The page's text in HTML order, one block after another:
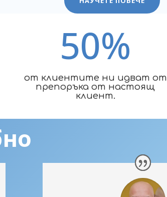
50%
от клиентите ни идват от
препоръка от настоящ
клиент.